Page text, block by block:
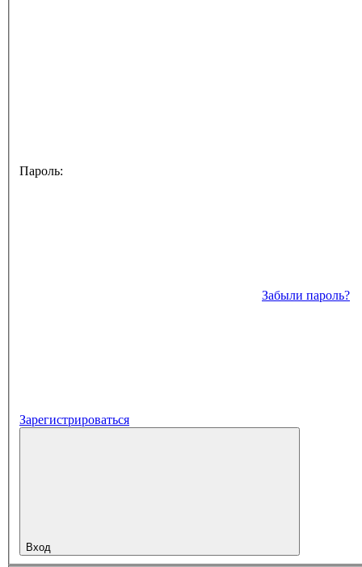
Пароль:
Забыли пароль?
Зарегистрироваться
Вход